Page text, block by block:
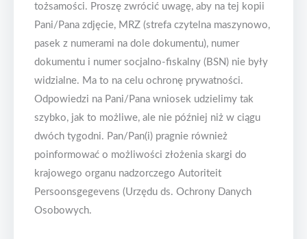
tożsamości. Proszę zwrócić uwagę, aby na tej kopii
Pani/Pana zdjęcie, MRZ (strefa czytelna maszynowo,
pasek z numerami na dole dokumentu), numer
dokumentu i numer socjalno-fiskalny (BSN) nie były
widzialne. Ma to na celu ochronę prywatności.
Odpowiedzi na Pani/Pana wniosek udzielimy tak
szybko, jak to możliwe, ale nie później niż w ciągu
dwóch tygodni. Pan/Pan(i) pragnie również
poinformować o możliwości złożenia skargi do
krajowego organu nadzorczego Autoriteit
Persoonsgegevens (Urzędu ds. Ochrony Danych
Osobowych.